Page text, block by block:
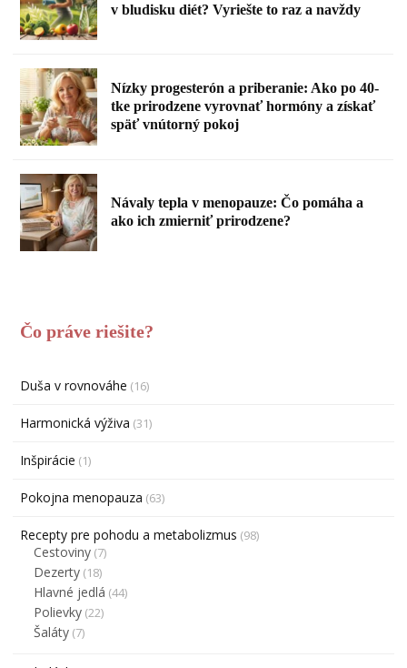
v bludisku diét? Vyriešte to raz a navždy
Nízky progesterón a priberanie: Ako po 40-
tke prirodzene vyrovnať hormóny a získať
späť vnútorný pokoj
Návaly tepla v menopauze: Čo pomáha a
ako ich zmierniť prirodzene?
Čo práve riešite?
Duša v rovnováhe (16)
Harmonická výživa (31)
Inšpirácie (1)
Pokojna menopauza (63)
Recepty pre pohodu a metabolizmus (98)
Cestoviny (7)
Dezerty (18)
Hlavné jedlá (44)
Polievky (22)
Šaláty (7)